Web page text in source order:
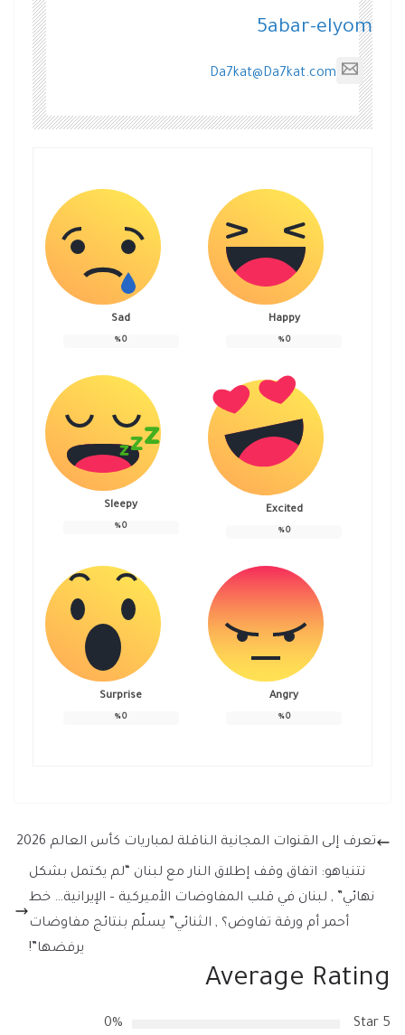
5abar-elyom
Da7kat@Da7kat.com
Happy
0
%
Sad
0
%
Excited
0
%
Sleepy
0
%
Angry
0
%
Surprise
0
%
تعرف إلى القنوات المجانية الناقلة لمباريات كأس العالم 2026
نتنياهو: اتفاق وقف إطلاق النار مع لبنان “لم يكتمل بشكل
نهائي” , لبنان في قلب المفاوضات الأميركية – الإيرانية… خط
أحمر أم ورقة تفاوض؟ , الثنائي” يسلّم بنتائج مفاوضات
يرفضها”!
Average Rating
5 Star
0%